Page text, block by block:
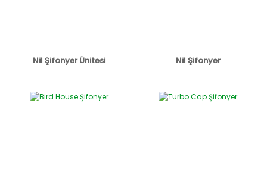
Nil Şifonyer Ünitesi Nil Şifonyer